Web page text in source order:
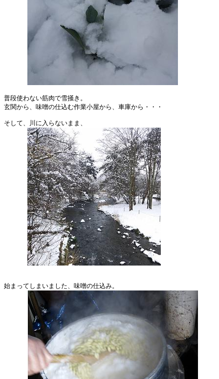
普段使わない筋肉で雪掻き。
玄関から、味噌の仕込む作業小屋から、車庫から・・・
そして、川に入らないまま、
始まってしまいました、味噌の仕込み。